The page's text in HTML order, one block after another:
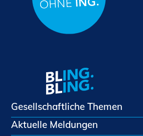
Gesellschaftliche Themen
Aktuelle Meldungen